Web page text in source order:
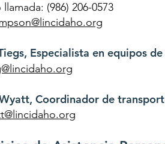
(986) 206-0573
Especialista en equipos
Coordinador de